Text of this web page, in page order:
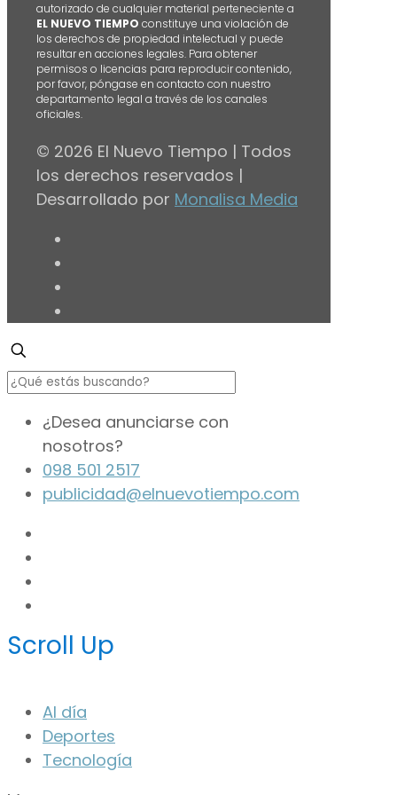
autorizado de cualquier material perteneciente a
EL NUEVO TIEMPO constituye una violación de
los derechos de propiedad intelectual y puede
resultar en acciones legales. Para obtener
permisos o licencias para reproducir contenido,
por favor, póngase en contacto con nuestro
departamento legal a través de los canales
oficiales.
© 2026 El Nuevo Tiempo | Todos
los derechos reservados |
Desarrollado por Monalisa Media
¿Desea anunciarse con
nosotros?
098 501 2517
publicidad@elnuevotiempo.com
Scroll Up
Al día
Deportes
Tecnología